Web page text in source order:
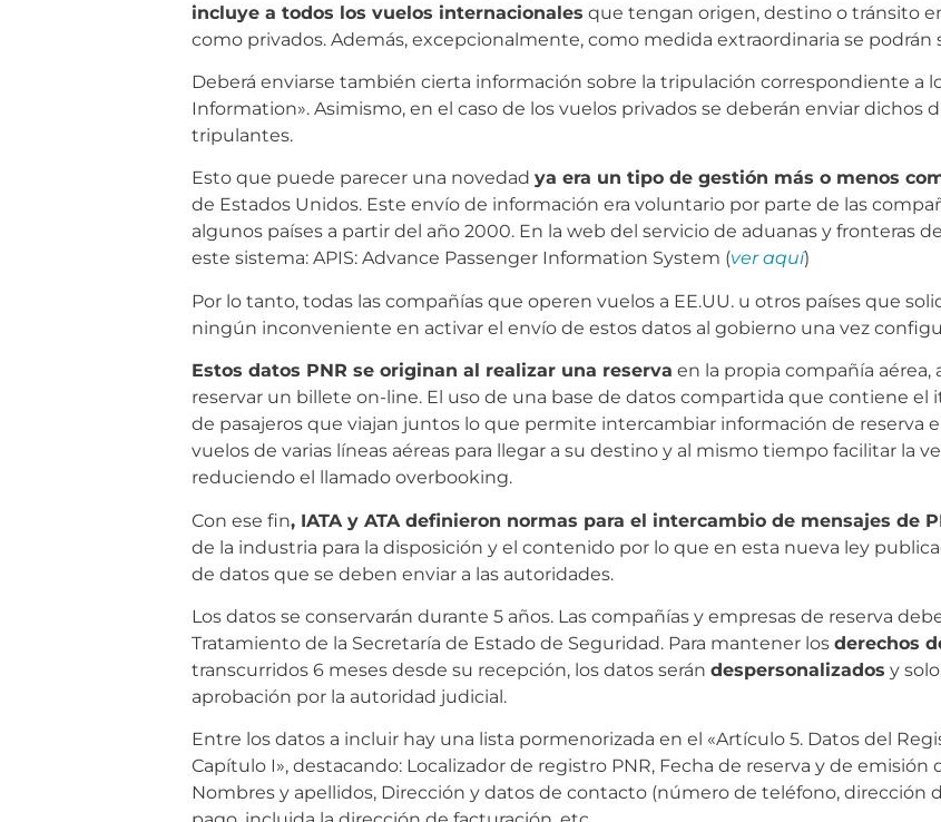
incluye a todos los vuelos internacionales que tengan origen, destino o tránsito
como privados. Además, excepcionalmente, como medida extraordinaria se podrán
Deberá enviarse también cierta información sobre la tripulación correspondiente a
Information». Asimismo, en el caso de los vuelos privados se deberán enviar dichos
tripulantes.
Esto que puede parecer una novedad ya era un tipo de gestión más o menos
de Estados Unidos. Este envío de información era voluntario por parte de las
algunos países a partir del año 2000. En la web del servicio de aduanas y fronteras
este sistema: APIS: Advance Passenger Information System (ver aquí)
Por lo tanto, todas las compañías que operen vuelos a EE.UU. u otros países que
ningún inconveniente en activar el envío de estos datos al gobierno una vez
Estos datos PNR se originan al realizar una reserva en la propia compañía aérea,
reservar un billete on-line. El uso de una base de datos compartida que contiene el
de pasajeros que viajan juntos lo que permite intercambiar información de reserva
vuelos de varias líneas aéreas para llegar a su destino y al mismo tiempo facilitar la
reduciendo el llamado overbooking.
Con ese fin, IATA y ATA definieron normas para el intercambio de mensajes de
de la industria para la disposición y el contenido por lo que en esta nueva ley
de datos que se deben enviar a las autoridades.
Los datos se conservarán durante 5 años. Las compañías y empresas de reserva
Tratamiento de la Secretaría de Estado de Seguridad. Para mantener los derechos
transcurridos 6 meses desde su recepción, los datos serán despersonalizados y
aprobación por la autoridad judicial.
Entre los datos a incluir hay una lista pormenorizada en el «Artículo 5. Datos del
Capítulo I», destacando: Localizador de registro PNR, Fecha de reserva y de emisión
Nombres y apellidos, Dirección y datos de contacto (número de teléfono, dirección